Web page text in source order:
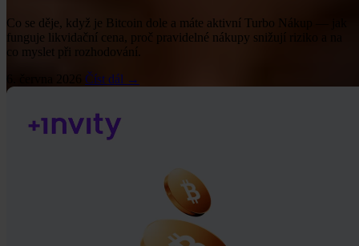
Co se děje, když je Bitcoin dole a máte aktivní Turbo Nákup — jak
funguje likvidační cena, proč pravidelné nákupy snižují riziko a na
co myslet při rozhodování.
6. června 2026 Číst dál →